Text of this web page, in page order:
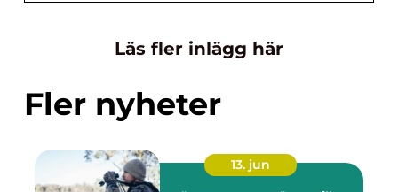
Läs fler inlägg här
Fler nyheter
13. jun